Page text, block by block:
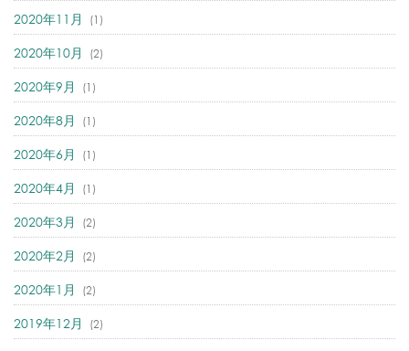
2020年11月 (1)
2020年10月 (2)
2020年9月 (1)
2020年8月 (1)
2020年6月 (1)
2020年4月 (1)
2020年3月 (2)
2020年2月 (2)
2020年1月 (2)
2019年12月 (2)